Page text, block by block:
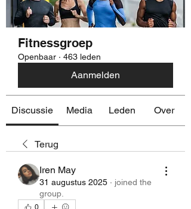
Fitnessgroep
Openbaar · 463 leden
Aanmelden
Discussie Media Leden Over
Terug
Iren May
31 augustus 2025 · joined the
group.
0